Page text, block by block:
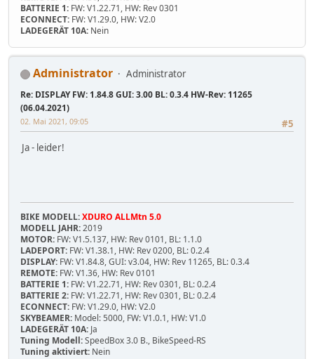
BATTERIE 1: FW: V1.22.71, HW: Rev 0301
ECONNECT: FW: V1.29.0, HW: V2.0
LADEGERÄT 10A: Nein
Administrator Administrator
Re: DISPLAY FW: 1.84.8 GUI: 3.00 BL: 0.3.4 HW-Rev: 11265
(06.04.2021)
#5
02. Mai 2021, 09:05
Ja - leider!
BIKE MODELL:XDURO ALLMtn 5.0
MODELL JAHR:2019
MOTOR: FW: V1.5.137, HW: Rev 0101, BL: 1.1.0
LADEPORT: FW: V1.38.1, HW: Rev 0200, BL: 0.2.4
DISPLAY: FW: V1.84.8, GUI: v3.04, HW: Rev 11265, BL: 0.3.4
REMOTE: FW: V1.36, HW: Rev 0101
BATTERIE 1: FW: V1.22.71, HW: Rev 0301, BL: 0.2.4
BATTERIE 2: FW: V1.22.71, HW: Rev 0301, BL: 0.2.4
ECONNECT: FW: V1.29.0, HW: V2.0
SKYBEAMER: Model: 5000, FW: V1.0.1, HW: V1.0
LADEGERÄT 10A: Ja
Tuning Modell:SpeedBox 3.0 B., BikeSpeed-RS
Tuning aktiviert: Nein